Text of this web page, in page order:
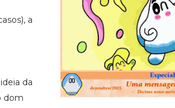
a
da
dom